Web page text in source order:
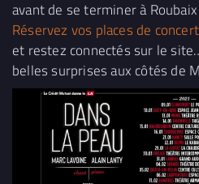
avant de se terminer à
Réservez vos places de
et restez connectés sur le
belles surprises aux côtés de